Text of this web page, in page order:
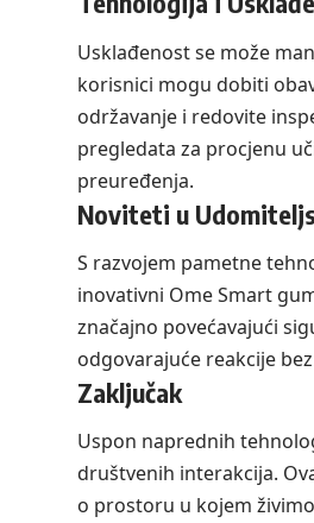
Usklađenost se može
korisnici mogu dobiti
održavanje i redovite
pregledata za procjenu
preuređenja.
Noviteti u
S razvojem pametne
inovativni Ome Smart
značajno povećavajući
odgovarajuće reakcije
Zaključak
Uspon naprednih
društvenih interakcija.
o prostoru u kojem